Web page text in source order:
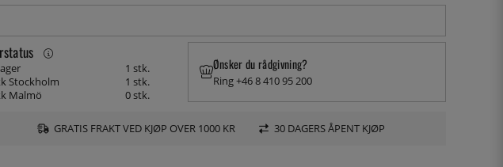
1 stk.
Stockholm
1 stk.
Malmö
0 stk.
Ønsker du rådgivning?
Ring +46 8 410 95 200
GRATIS FRAKT VED KJØP OVER 1000 KR 30 DAGERS ÅPENT KJØP